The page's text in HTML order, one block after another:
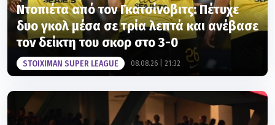
Ντοπιέτα από τον Γκατσίνοβιτς: Πέτυχε
δυο γκολ μέσα σε τρία λεπτά και ανέβασε
τον δείκτη του σκορ στο 3-0
STOIXIMAN SUPER LEAGUE 08.08.26 | 21:32